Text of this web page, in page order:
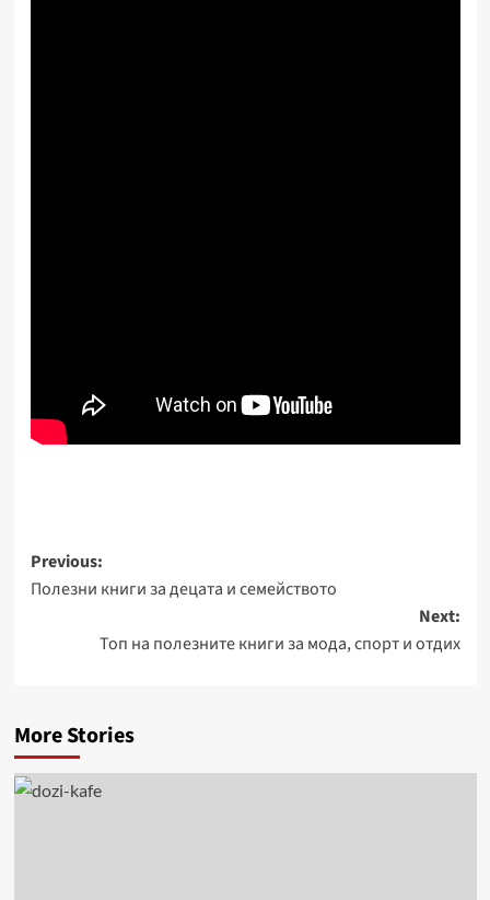
Post
navigation
Previous:
Полезни книги за децата и семейството
Next:
Топ на полезните книги за мода, спорт и отдих
More Stories